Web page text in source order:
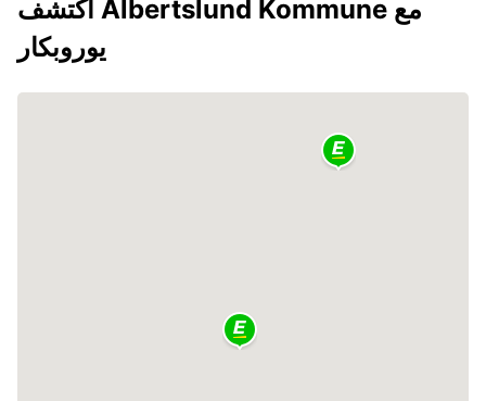
اكتشف Albertslund Kommune مع
يوروبكار